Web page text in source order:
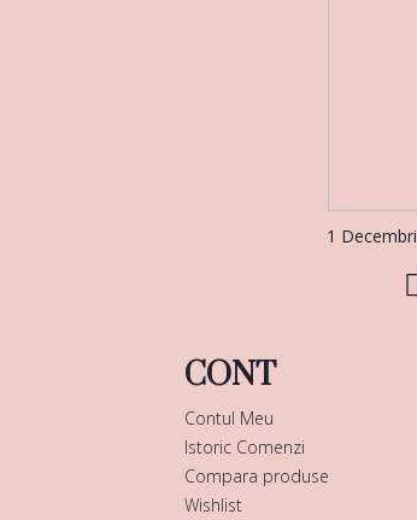
1
CONT
Contul Meu
Istoric Comenzi
Compara produse
Wishlist